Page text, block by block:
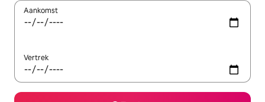
Aankomst
Vertrek